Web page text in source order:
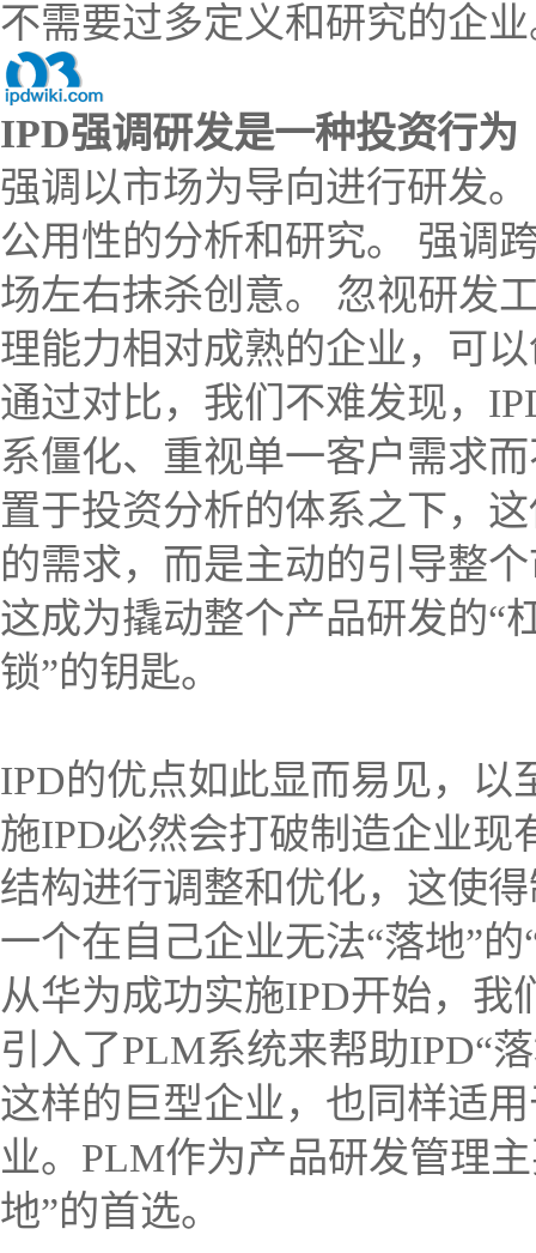
不需要过多定义和研究的企
IPD强调研发是一种投资行为
强调以市场为导向进行研发
公用性的分析和研究。 强调
场左右抹杀创意。 忽视研发
理能力相对成熟的企业，可
通过对比，我们不难发现，
系僵化、重视单一客户需求
置于投资分析的体系之下，
的需求，而是主动的引导整
这成为撬动整个产品研发的“
锁”的钥匙。
IPD的优点如此显而易见，以
施IPD必然会打破制造企业现
结构进行调整和优化，这使
一个在自己企业无法“落地”的
从华为成功实施IPD开始，
引入了PLM系统来帮助IPD“
这样的巨型企业，也同样适
业。PLM作为产品研发管理
地”的首选。